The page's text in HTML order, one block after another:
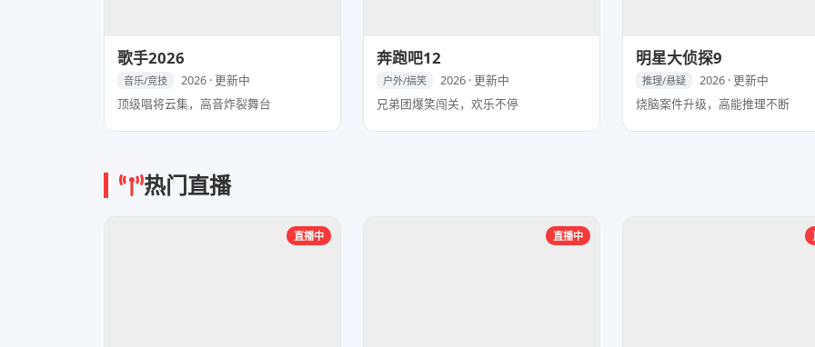
歌手2026
音乐/竞技
2026 · 更新中
顶级唱将云集，高音炸裂舞台
奔跑吧12
户外/搞笑
2026 · 更新中
兄弟团爆笑闯关，欢乐不停
明星大侦探9
推理/悬疑
2026 · 更新中
烧脑案件升级，高能推理不断
热门直播
直播中 直播中